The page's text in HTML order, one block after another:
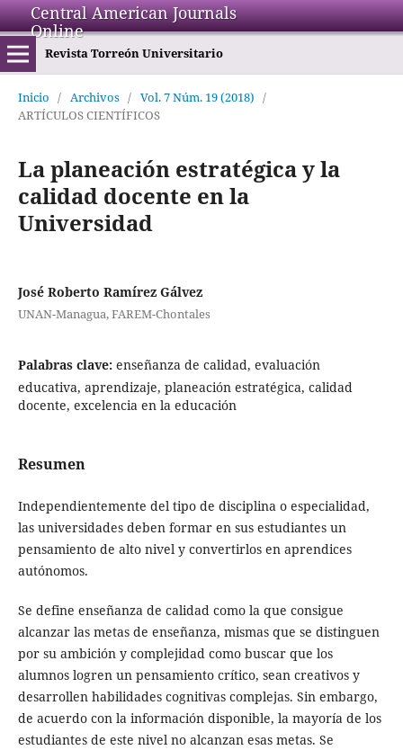
Central American Journals
Online
Revista Torreón Universitario
Inicio / Archivos / Vol. 7 Núm. 19 (2018) /
ARTÍCULOS CIENTÍFICOS
La planeación estratégica y la
calidad docente en la
Universidad
José Roberto Ramírez Gálvez
UNAN-Managua, FAREM-Chontales
Palabras clave: enseñanza de calidad, evaluación
educativa, aprendizaje, planeación estratégica, calidad
docente, excelencia en la educación
Resumen
Independientemente del tipo de disciplina o especialidad,
las universidades deben formar en sus estudiantes un
pensamiento de alto nivel y convertirlos en aprendices
autónomos.
Se define enseñanza de calidad como la que consigue
alcanzar las metas de enseñanza, mismas que se distinguen
por su ambición y complejidad como buscar que los
alumnos logren un pensamiento crítico, sean creativos y
desarrollen habilidades cognitivas complejas. Sin embargo,
de acuerdo con la información disponible, la mayoría de los
estudiantes de este nivel no alcanzan esas metas. Se